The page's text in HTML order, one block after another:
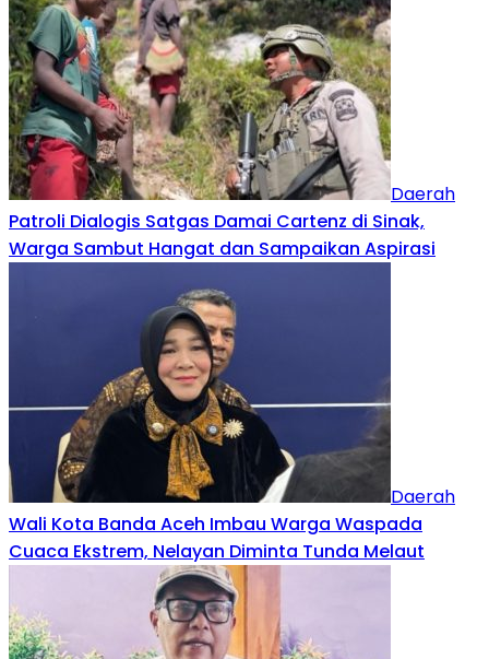
Daerah
Patroli Dialogis Satgas Damai Cartenz di Sinak,
Warga Sambut Hangat dan Sampaikan Aspirasi
Daerah
Wali Kota Banda Aceh Imbau Warga Waspada
Cuaca Ekstrem, Nelayan Diminta Tunda Melaut